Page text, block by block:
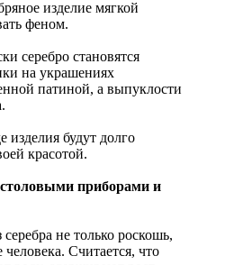
изделие мягкой
феном.
серебро становятся
на украшениях
патиной, а выпуклости
изделия будут долго
красотой.
приборами и
не только роскошь,
человека. Считается, что